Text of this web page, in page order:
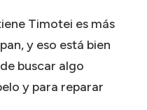
Timotei es más
y eso está bien
buscar algo
y para reparar